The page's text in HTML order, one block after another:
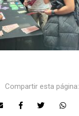
Compartir esta página: